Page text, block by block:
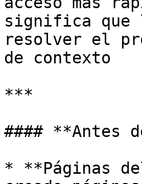
significa que
resolver el
de contexto
***
#### **Antes
* **Páginas